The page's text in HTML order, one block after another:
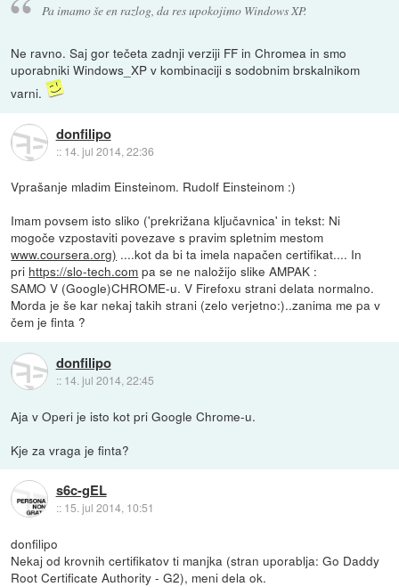
Pa imamo še en razlog, da res upokojimo Windows XP.
Ne ravno. Saj gor tečeta zadnji verziji FF in Chromea in smo
uporabniki Windows_XP v kombinaciji s sodobnim brskalnikom
varni.
donfilipo
:: 14. jul 2014, 22:36
Vprašanje mladim Einsteinom. Rudolf Einsteinom :)
Imam povsem isto sliko ('prekrižana ključavnica' in tekst: Ni
mogoče vzpostaviti povezave s pravim spletnim mestom
www.coursera.org) ....kot da bi ta imela napačen certifikat.... In
pri https://slo-tech.com pa se ne naložijo slike AMPAK :
SAMO V (Google)CHROME-u. V Firefoxu strani delata normalno.
Morda je še kar nekaj takih strani (zelo verjetno:)..zanima me pa v
čem je finta ?
donfilipo
:: 14. jul 2014, 22:45
Aja v Operi je isto kot pri Google Chrome-u.
Kje za vraga je finta?
s6c-gEL
:: 15. jul 2014, 10:51
donfilipo
Nekaj od krovnih certifikatov ti manjka (stran uporablja: Go Daddy
Root Certificate Authority - G2), meni dela ok.